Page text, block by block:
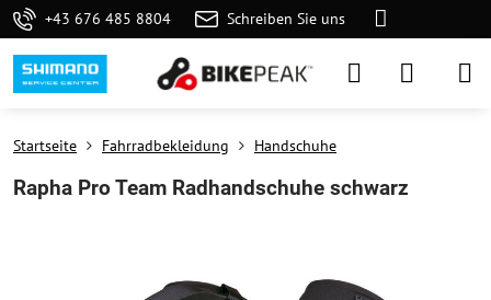
+43 676 485 8804 Schreiben Sie uns
Startseite Fahrradbekleidung Handschuhe
Rapha Pro Team Radhandschuhe schwarz